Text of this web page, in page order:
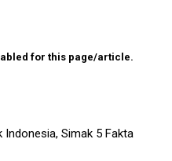
for this page/article.
Indonesia, Simak 5 Fakta